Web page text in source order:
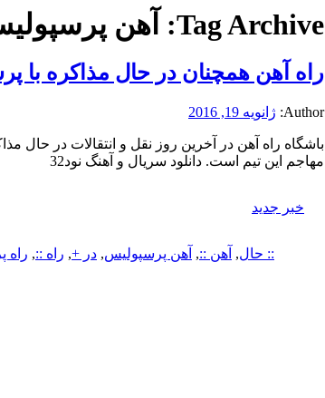
Tag Archive: آهن
راه آهن همچنان در حال مذاکره با
Author: ژانویه 19, 2016
باشگاه راه آهن در آخرین روز نقل و انتقالات در حال
مهاجم این تیم است. دانلود سریال و آهنگ نود32
خبر جدید
:: حال, آهن ::, آهن پرسپولیس, در +, راه ::, راه